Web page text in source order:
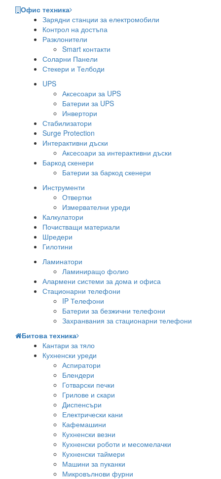
Офис техника
Зарядни станции за електромобили
Контрол на достъпа
Разклонители
Smart контакти
Соларни Панели
Стекери и Телбоди
UPS
Аксесоари за UPS
Батерии за UPS
Инвертори
Стабилизатори
Surge Protection
Интерактивни дъски
Аксесоари за интерактивни дъски
Баркод скенери
Батерии за баркод скенери
Инструменти
Отвертки
Измервателни уреди
Калкулатори
Почистващи материали
Шредери
Гилотини
Ламинатори
Ламиниращо фолио
Алармени системи за дома и офиса
Стационарни телефони
IP Телефони
Батерии за безжични телефони
Захранвания за стационарни телефони
Битова техника
Кантари за тяло
Кухненски уреди
Аспиратори
Блендери
Готварски печки
Грилове и скари
Диспенсъри
Електрически кани
Кафемашини
Кухненски везни
Кухненски роботи и месомелачки
Кухненски таймери
Машини за пуканки
Микровълнови фурни